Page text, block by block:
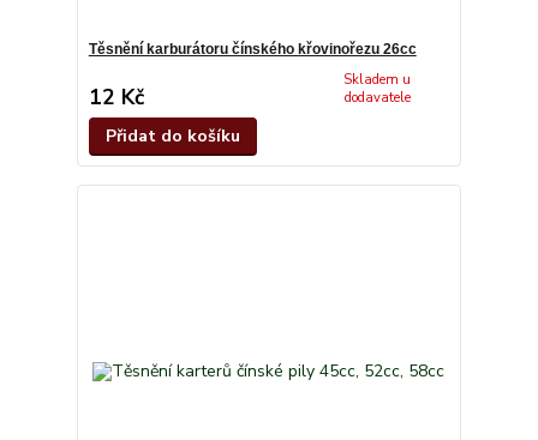
Těsnění karburátoru čínského křovinořezu 26cc
12 Kč
Skladem u
dodavatele
Přidat do košíku